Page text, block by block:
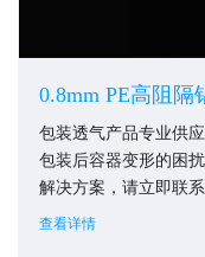
0.8mm PE高阻隔
包装透气产品专业供
包装后容器变形的困
解决方案，请立即联
查看详情